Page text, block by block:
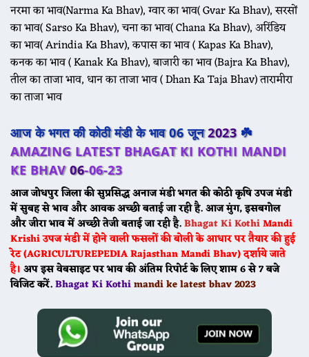
नरमा का भाव(Narma Ka Bhav), ग्वार का भाव( Gvar Ka Bhav), सरसों
का भाव( Sarso Ka Bhav), चना का भाव( Chana Ka Bhav), अरिंडिय
का भाव( Arindia Ka Bhav), कपास का भाव ( Kapas Ka Bhav),
कनक का भाव ( Kanak Ka Bhav), बाजारी का भाव (Bajra Ka Bhav),
तील का ताजा भाव, धान का ताजा भाव ( Dhan Ka Taja Bhav) तारामीरा
का ताजा भाव
आज के भगत की कोठी मंडी के भाव 06 जून2023☘️
AMAZING LATEST BHAGAT KI KOTHI MANDI
KE BHAV06-06-23
आज जोधपुर जिला की सुप्रसिद्ध अनाज मंडीभगत की कोठीकृषि उपज मंडी
में सुबह से भाव और आवक अच्छी बताई जा रही है. आज मुंग, इसबगोल
और जीरा भाव में अच्छी तेजी बताई जा रही है.Bhagat Ki KothiMandi
Krishi उपज मंडी में होने वाली फसलों की बोली के आधार पर तैयार की हुई
रेट (AGRICULTUREPEDIA Rajasthan Mandi Bhav) दर्शाये जाते
है। अप इस वेबसाइट पर भाव की अंतिम रिपोर्ट के लिए शाम 6 से 7 बजे
विजिट करें.Bhagat Ki Kothimandi ke latest bhav 2023